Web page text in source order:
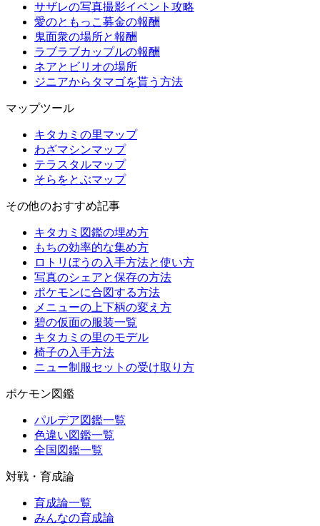
サザレの写真撮影イベント攻略
愛のともっこ募金の報酬
鬼面衆の場所と報酬
ラブラブカップルの報酬
ネアとビリオの場所
ジニアからタマゴを貰う方法
マップツール
キタカミの里マップ
わざマシンマップ
テラスタルマップ
そらをとぶマップ
その他のおすすめ記事
キタカミ図鑑の埋め方
もちの効率的な集め方
ロトリぼうの入手方法と使い方
写真のシェアと保存の方法
ポケモンに合図する方法
メニューの上下柄の変え方
碧の仮面の服装一覧
キタカミの里のモデル
椅子の入手方法
ニュー制服セットの受け取り方
ポケモン図鑑
パルデア図鑑一覧
色違い図鑑一覧
全国図鑑一覧
対戦・育成論
育成論一覧
みんなの育成論